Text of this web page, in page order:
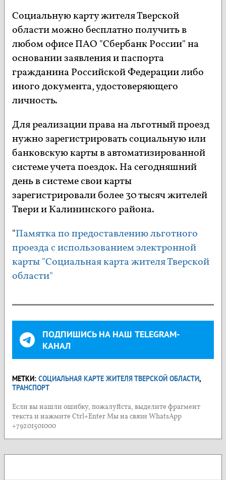
Социальную карту жителя Тверской
области можно бесплатно получить в
любом офисе ПАО "Сбербанк России" на
основании заявления и паспорта
гражданина Российской Федерации либо
иного документа, удостоверяющего
личность.
Для реализации права на льготный проезд
нужно зарегистрировать социальную или
банковскую карты в автоматизированной
системе учета поездок. На сегодняшний
день в системе свои карты
зарегистрировали более 30 тысяч жителей
Твери и Калининского района.
"Памятка по предоставлению льготного
проезда с использованием электронной
карты "Социальная карта жителя Тверской
области"
ПОДПИШИСЬ НА НАШ TELEGRAM-
КАНАЛ
МЕТКИ: СОЦИАЛЬНАЯ КАРТЕ ЖИТЕЛЯ ТВЕРСКОЙ ОБЛАСТИ,
ТРАНСПОРТ
Если вы нашли ошибку, пожалуйста, выделите фрагмент
текста и нажмите Ctrl+Enter Мы на связи WhatsApp
+79201501000